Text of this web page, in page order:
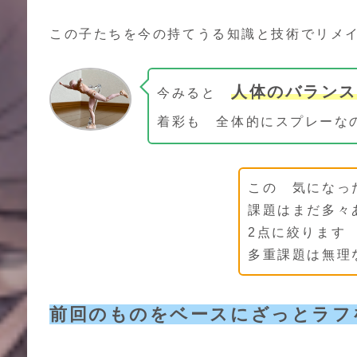
この子たちを今の持てうる知識と技術でリメ
今みると 人体のバラン
着彩も 全体的にスプレー
この 気になっ
課題はまだ多
2点に絞りま
多重課題は無理
前回のものをベースにざっとラ